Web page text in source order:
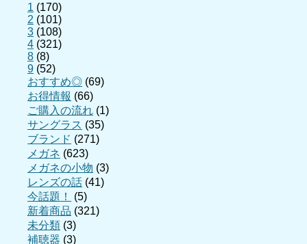
1 (170)
2 (101)
3 (108)
4 (321)
8 (8)
9 (52)
おすすめ◎ (69)
お得情報 (66)
ご購入の流れ (1)
サングラス (35)
ブランド (271)
メガネ (623)
メガネの小物 (3)
レンズの話 (41)
今話題！
(5)
新着商品 (321)
未分類 (3)
補聴器 (3)